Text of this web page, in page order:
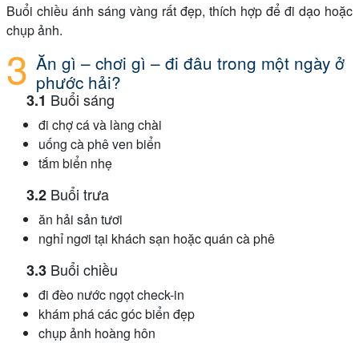
Buổi chiều ánh sáng vàng rất đẹp, thích hợp để đi dạo hoặc
chụp ảnh.
Ăn gì – chơi gì – đi đâu trong một ngày ở
phước hải?
Buổi sáng
đi chợ cá và làng chài
uống cà phê ven biển
tắm biển nhẹ
Buổi trưa
ăn hải sản tươi
nghỉ ngơi tại khách sạn hoặc quán cà phê
Buổi chiều
đi đèo nước ngọt check-in
khám phá các góc biển đẹp
chụp ảnh hoàng hôn